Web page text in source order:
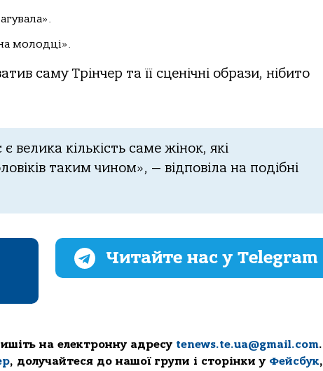
молодці».
саму Трінчер та її сценічні образи, нібито
велика кількість саме жінок, які
таким чином», — відповіла на подібні
Читайте нас у Telegram
на електронну адресу tenews.te.ua@gmail.com.
, долучайтеся до нашої групи і сторінки у Фейсбук,